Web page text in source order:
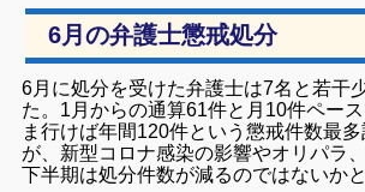
6月の弁護士懲戒処分
6月に処分を受けた弁護士は7名と若干
た。1月からの通算61件と月10件ペー
ま行けば年間120件という懲戒件数最
が、新型コロナ感染の影響やオリパラ
下半期は処分件数が減るのではないか